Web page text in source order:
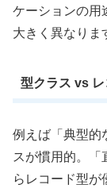
ケーションの用
大きく異なりま
型クラス vs レ
例えば「典型的
スが慣用的。「
らレコード型が